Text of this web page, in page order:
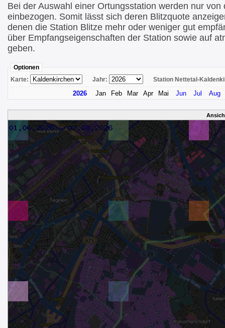
Bei der Auswahl einer Ortungsstation werden nur
einbezogen. Somit lässt sich deren Blitzquote
denen die Station Blitze mehr oder weniger gut
über Empfangseigenschaften der Station sowie auf
geben.
Optionen
Karte:
Jahr: Station Nettetal-
2026 Jan Feb Mar Apr Mai Jun Jul Aug